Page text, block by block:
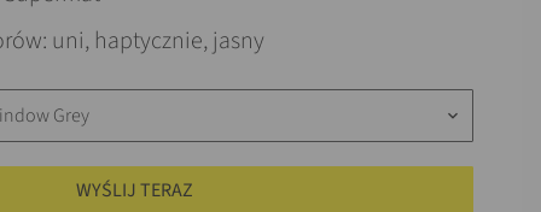
uni, haptycznie, jasny
Grey keyboard_arrow_down
WYŚLIJ TERAZ